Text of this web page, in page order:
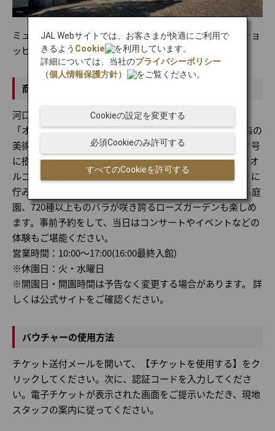
ミュージアムショップ：内装も可愛いと評判の店内でのショ
ッピングをお楽しみください
商品説明
河口湖 音楽と森の美術館
「オルゴール館」としても知られている「河口湖 音楽と森の
美術館」は、世界最大級のダンスオルガンやタイタニック号
に搭載される予定だった自動演奏楽器など、アンティークオ
ルゴーが揃う音楽の美術館です。富士山を望む湖のほとりに
佇み、中世ヨーロッパの町並みや四季折々に変化を見せる庭
園、720種以上ものバラが咲き誇るローズガーデンも楽しめ
ます。事前予約をして、当日はコンサートやイベントなどの
体験もご堪能ください。
営業時間：10:00～17:00(16:00最終入館)
※休園日：火・水曜日
※開園日・開園時間は予告なく変更する場合があります。 詳
しくは公式サイトをご確認ください。
バウチャーの使用方法
チケット送付メールを開いて、【チケットを使用する】をク
リックしてください。次に、認証コードを入力してくださ
い。電子チケットが表示された画面をご提示いただき、現地
スタッフの案内に従ってください。
JAL Webサイトでは、お客さまが快適にご利用で
きるよう Cookie
を利用しています。
詳細については、当社のプライバシーポリシー
（個人情報保護方針）
をご覧ください。
すべてのCookieを許可する
必須Cookieのみ許可する
Cookieの設定を変更する